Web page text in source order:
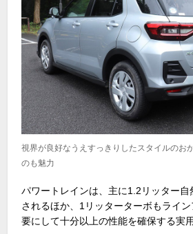
視界が良好なうえすっきりしたスタイルのお
のも魅力
パワートレインは、主に1.2 リッター
されるほか、 1 リッターターボもライ
要にして十分以上の性能を確保する実